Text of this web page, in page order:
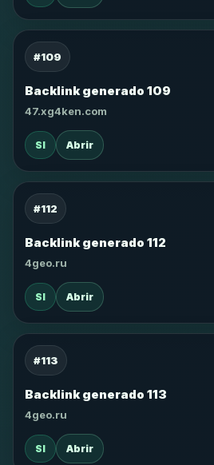
#109
Backlink generado 109
47.xg4ken.com
SI Abrir
#112
Backlink generado 112
4geo.ru
SI Abrir
#113
Backlink generado 113
4geo.ru
SI Abrir